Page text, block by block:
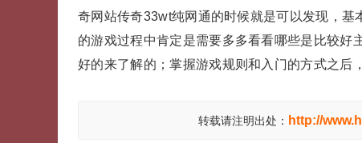
奇网站传奇33wt纯网通的时候就是可以发现，
的游戏过程中肯定是需要多多看看哪些是比较
好的来了解的；掌握游戏规则和入门的方式之后
转载请注明出处： http://